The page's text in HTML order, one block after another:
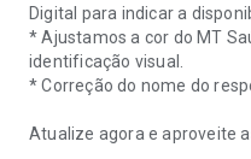
Digital para indicar a
* Ajustamos a cor do MT
identificação visual.
* Correção do nome do
Atualize agora e aproveite